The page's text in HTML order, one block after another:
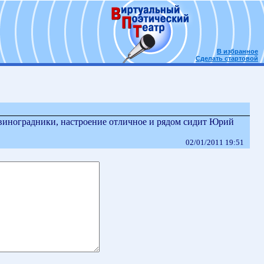
В избранное
Сделать стартовой
настроение отличное и рядом сидит Юрий
02/01/2011 19:51